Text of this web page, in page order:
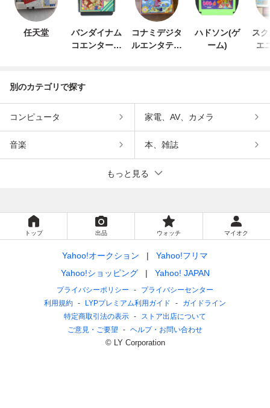
任天堂
バンダイナム
コエンターテ
コナミデジタ
ルエンタテイ
ハドソン(ゲ
ーム)
ス
エ
別のカテゴリで探す
コンピュータ 家電、AV、カメラ
音楽 本、雑誌
もっと見る
トップ 出品 ウォッチ マイオク
Yahoo!オークション
Yahoo!フリマ
Yahoo!ショッピング
Yahoo! JAPAN
プライバシーポリシー
プライバシーセンター
利用規約
LYPプレミアム利用ガイド
ガイドライン
特定商取引法の表示
ストア出店について
ご意見・ご要望
ヘルプ・お問い合わせ
© LY Corporation